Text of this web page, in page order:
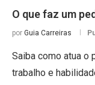
O que faz um
por Guia Carreiras
Saiba como atua o
trabalho e